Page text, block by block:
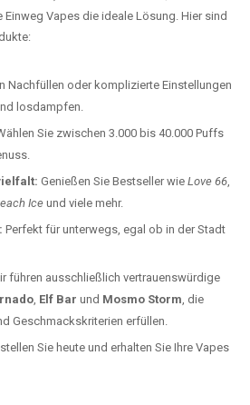
Vapes die ideale Lösung. Hier sind
Nachfüllen oder komplizierte Einstellungen
losdampfen.
Sie zwischen 3.000 bis 40.000 Puffs
Genießen Sie Bestseller wie Love 66,
Iceund viele mehr.
Perfekt für unterwegs, egal ob in der Stadt
führen ausschließlich vertrauenswürdige
, Elf Bar und Mosmo Storm, die
Geschmackskriterien erfüllen.
Sie heute und erhalten Sie Ihre Vapes